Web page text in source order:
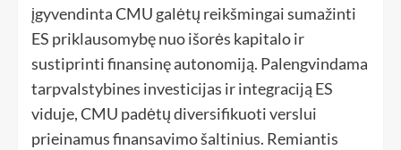
įgyvendinta CMU galėtų reikšmingai sumažinti
ES priklausomybę nuo išorės kapitalo ir
sustiprinti finansinę autonomiją. Palengvindama
tarpvalstybines investicijas ir integraciją ES
viduje, CMU padėtų diversifikuoti verslui
prieinamus finansavimo šaltinius. Remiantis